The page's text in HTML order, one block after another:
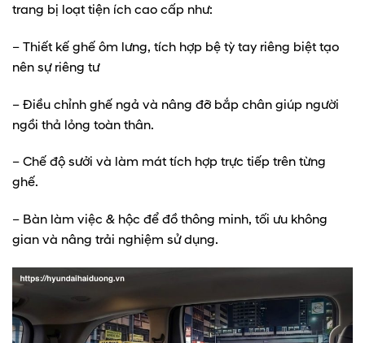
trang bị loạt tiện ích cao cấp như:
– Thiết kế ghế ôm lưng, tích hợp bệ tỳ tay riêng biệt tạo
nên sự riêng tư
– Điều chỉnh ghế ngả và nâng đỡ bắp chân giúp người
ngồi thả lỏng toàn thân.
– Chế độ sưởi và làm mát tích hợp trực tiếp trên từng
ghế.
– Bàn làm việc & hộc để đồ thông minh, tối ưu không
gian và nâng trải nghiệm sử dụng.